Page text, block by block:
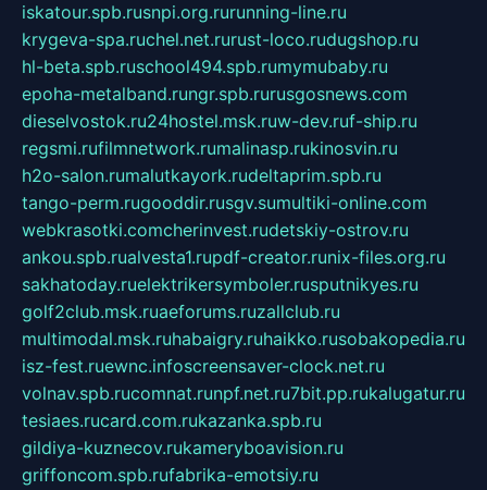
iskatour.spb.rusnpi.org.rurunning-line.ru
krygeva-spa.ruchel.net.rurust-loco.rudugshop.ru
hl-beta.spb.ruschool494.spb.rumymubaby.ru
epoha-metalband.rungr.spb.rurusgosnews.com
dieselvostok.ru24hostel.msk.ruw-dev.ruf-ship.ru
regsmi.rufilmnetwork.rumalinasp.rukinosvin.ru
h2o-salon.rumalutkayork.rudeltaprim.spb.ru
tango-perm.rugooddir.rusgv.sumultiki-online.com
webkrasotki.comcherinvest.rudetskiy-ostrov.ru
ankou.spb.rualvesta1.rupdf-creator.runix-files.org.ru
sakhatoday.ruelektrikersymboler.rusputnikyes.ru
golf2club.msk.ruaeforums.ruzallclub.ru
multimodal.msk.ruhabaigry.ruhaikko.rusobakopedia.ru
isz-fest.ruewnc.infoscreensaver-clock.net.ru
volnav.spb.rucomnat.runpf.net.ru7bit.pp.rukalugatur.ru
tesiaes.rucard.com.rukazanka.spb.ru
gildiya-kuznecov.rukameryboavision.ru
griffoncom.spb.rufabrika-emotsiy.ru